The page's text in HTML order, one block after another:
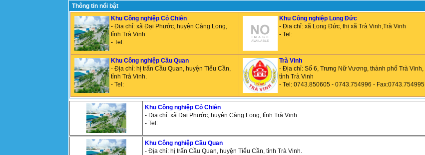
Thông tin nổi bật
Khu Công nghiệp Cỏ Chiên
- Địa chỉ: xã Đại Phước, huyện Càng Long,
tỉnh Trà Vinh.
- Tel:
Khu Công nghiệp Long Đức
- Địa chỉ: xã Long Đức, thị xã Trà Vinh,Trà Vinh
- Tel:
Khu Công nghiệp Cầu Quan
- Địa chỉ: hị trấn Cầu Quan, huyện Tiểu Cần,
tỉnh Trà Vinh.
- Tel:
Trà Vinh
- Địa chỉ: Số 6, Trưng Nữ Vương, thành phố Trà Vinh,
tỉnh Trà Vinh
- Tel: 0743.850605 - 0743.754996 - Fax:0743.754995
Khu Công nghiệp Cỏ Chiên
- Địa chỉ: xã Đại Phước, huyện Càng Long, tỉnh Trà Vinh.
- Tel:
Khu Công nghiệp Cầu Quan
- Địa chỉ: hị trấn Cầu Quan, huyện Tiểu Cần, tỉnh Trà Vinh.